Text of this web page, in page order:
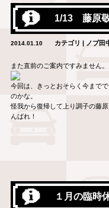
1/13 藤原敬
2014.01.10 カテゴリ | ノブ田
また直前のご案内ですみません。
今回は、きっとおそらく今まで
のかな。
怪我から復帰して上り調子の藤
んばれ！
１月の臨時